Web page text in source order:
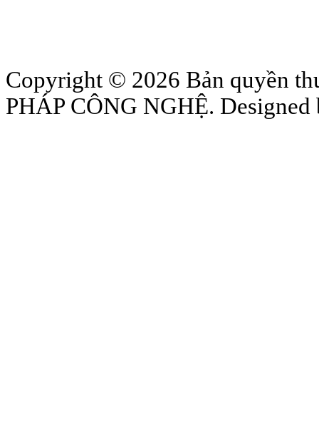
Copyright © 2026 Bản quyền
PHÁP CÔNG NGHỆ.